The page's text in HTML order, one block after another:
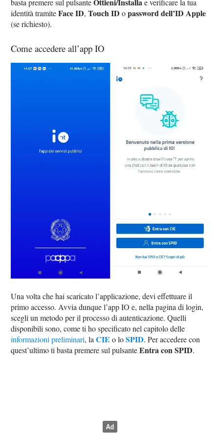
basta premere sul pulsanteOttieni/Installae verificare la tua
identità tramiteFace ID,Touch ID opassword dell’ID Apple
(se richiesto).
Come accedere all’app IO
Una volta che hai scaricato l’applicazione, devi effettuare il
primo accesso. Avvia dunque l’app IO e, nella pagina di login,
scegli un metodo per il processo di autenticazione. Quelli
disponibili sono, come ti ho specificato nel capitolo delle
informazioni preliminari, laCIE o loSPID. Per accedere con
quest’ultimo ti basta premere sul pulsanteEntra con SPID.